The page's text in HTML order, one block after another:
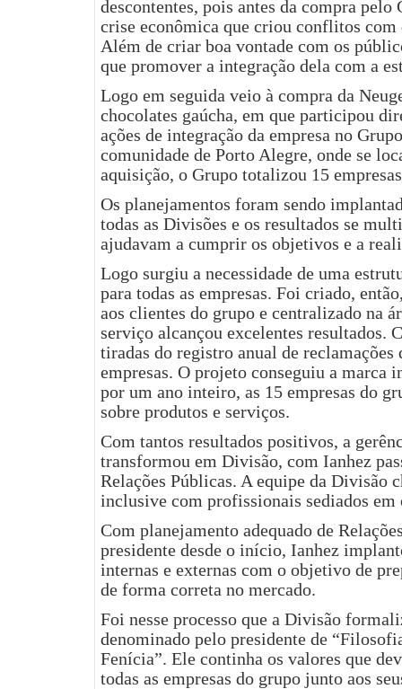
descontentes, pois antes da compra pelo
crise econômica que criou conflitos com
Além de criar boa vontade com os
que promover a integração dela com a
Logo em seguida veio à compra da
chocolates gaúcha, em que participou
ações de integração da empresa no
comunidade de Porto Alegre, onde se
aquisição, o Grupo totalizou 15
Os planejamentos foram sendo
todas as Divisões e os resultados se
ajudavam a cumprir os objetivos e a
Logo surgiu a necessidade de uma
para todas as empresas. Foi criado,
aos clientes do grupo e centralizado na
serviço alcançou excelentes resultados.
tiradas do registro anual de reclamações
empresas. O projeto conseguiu a marca
por um ano inteiro, as 15 empresas do
sobre produtos e serviços.
Com tantos resultados positivos, a
transformou em Divisão, com Ianhez
Relações Públicas. A equipe da Divisão
inclusive com profissionais sediados em
Com planejamento adequado de
presidente desde o início, Ianhez
internas e externas com o objetivo de
de forma correta no mercado.
Foi nesse processo que a Divisão
denominado pelo presidente de
Fenícia”. Ele continha os valores que
todas as empresas do grupo junto aos